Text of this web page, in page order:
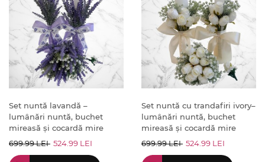
Set nuntă lavandă –
lumânări nuntă, buchet
mireasă și cocardă mire
699.99 LEI 524.99 LEI
Set nuntă cu trandafiri ivory–
lumânări nuntă, buchet
mireasă și cocardă mire
699.99 LEI 524.99 LEI